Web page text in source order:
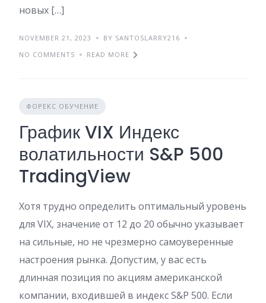
новых […]
NOVEMBER 21, 2023
BY SANTOSLARRY216
NO COMMENTS
READ MORE
ФОРЕКС ОБУЧЕНИЕ
График VIX Индекс
волатильности S&P 500
TradingView
Хотя трудно определить оптимальный уровень
для VIX, значение от 12 до 20 обычно указывает
на сильные, но не чрезмерно самоуверенные
настроения рынка. Допустим, у вас есть
длинная позиция по акциям американской
компании, входившей в индекс S&P 500. Если